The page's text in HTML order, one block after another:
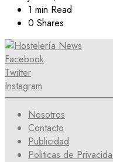
1 min Read
0 Shares
Facebook
Twitter
Instagram
Nosotros
Contacto
Publicidad
Politicas de